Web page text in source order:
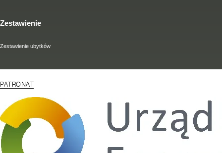
Zestawienie
Zestawienie ubytków
PATRONAT